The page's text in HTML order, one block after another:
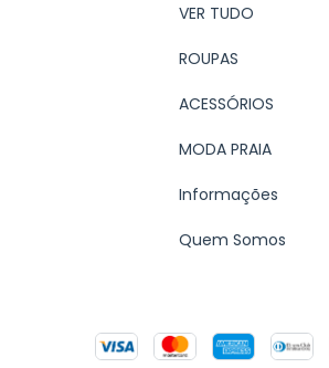
VER TUDO
ROUPAS
ACESSÓRIOS
MODA PRAIA
Informações
Quem Somos